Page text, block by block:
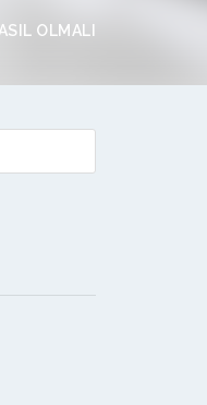
OLMALI